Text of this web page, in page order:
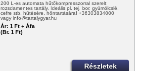
200 L-es automata hűtőkompresszorral szerelt
rozsdamentes tartály. Ideális pl. tej, bor, gyümölcslé,
cefre stb. hűtésére, hőntartására! +36303834000
vagy info@tartalygyar.hu
Ár: 1 Ft + Áfa
(Br. 1 Ft)
Részletek